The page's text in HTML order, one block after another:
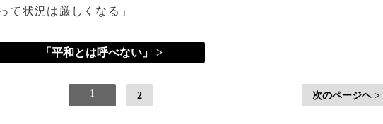
て状況は厳しくなる」
「平和とは呼べない」 >
1 2 次のページヘ >